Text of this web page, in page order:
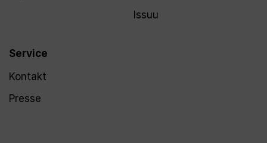
Service
Kontakt
Presse
Issuu